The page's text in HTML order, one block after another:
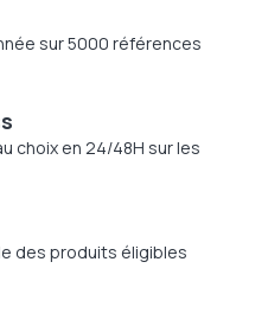
sur 5000 références
choix en 24/48H sur les
des produits éligibles